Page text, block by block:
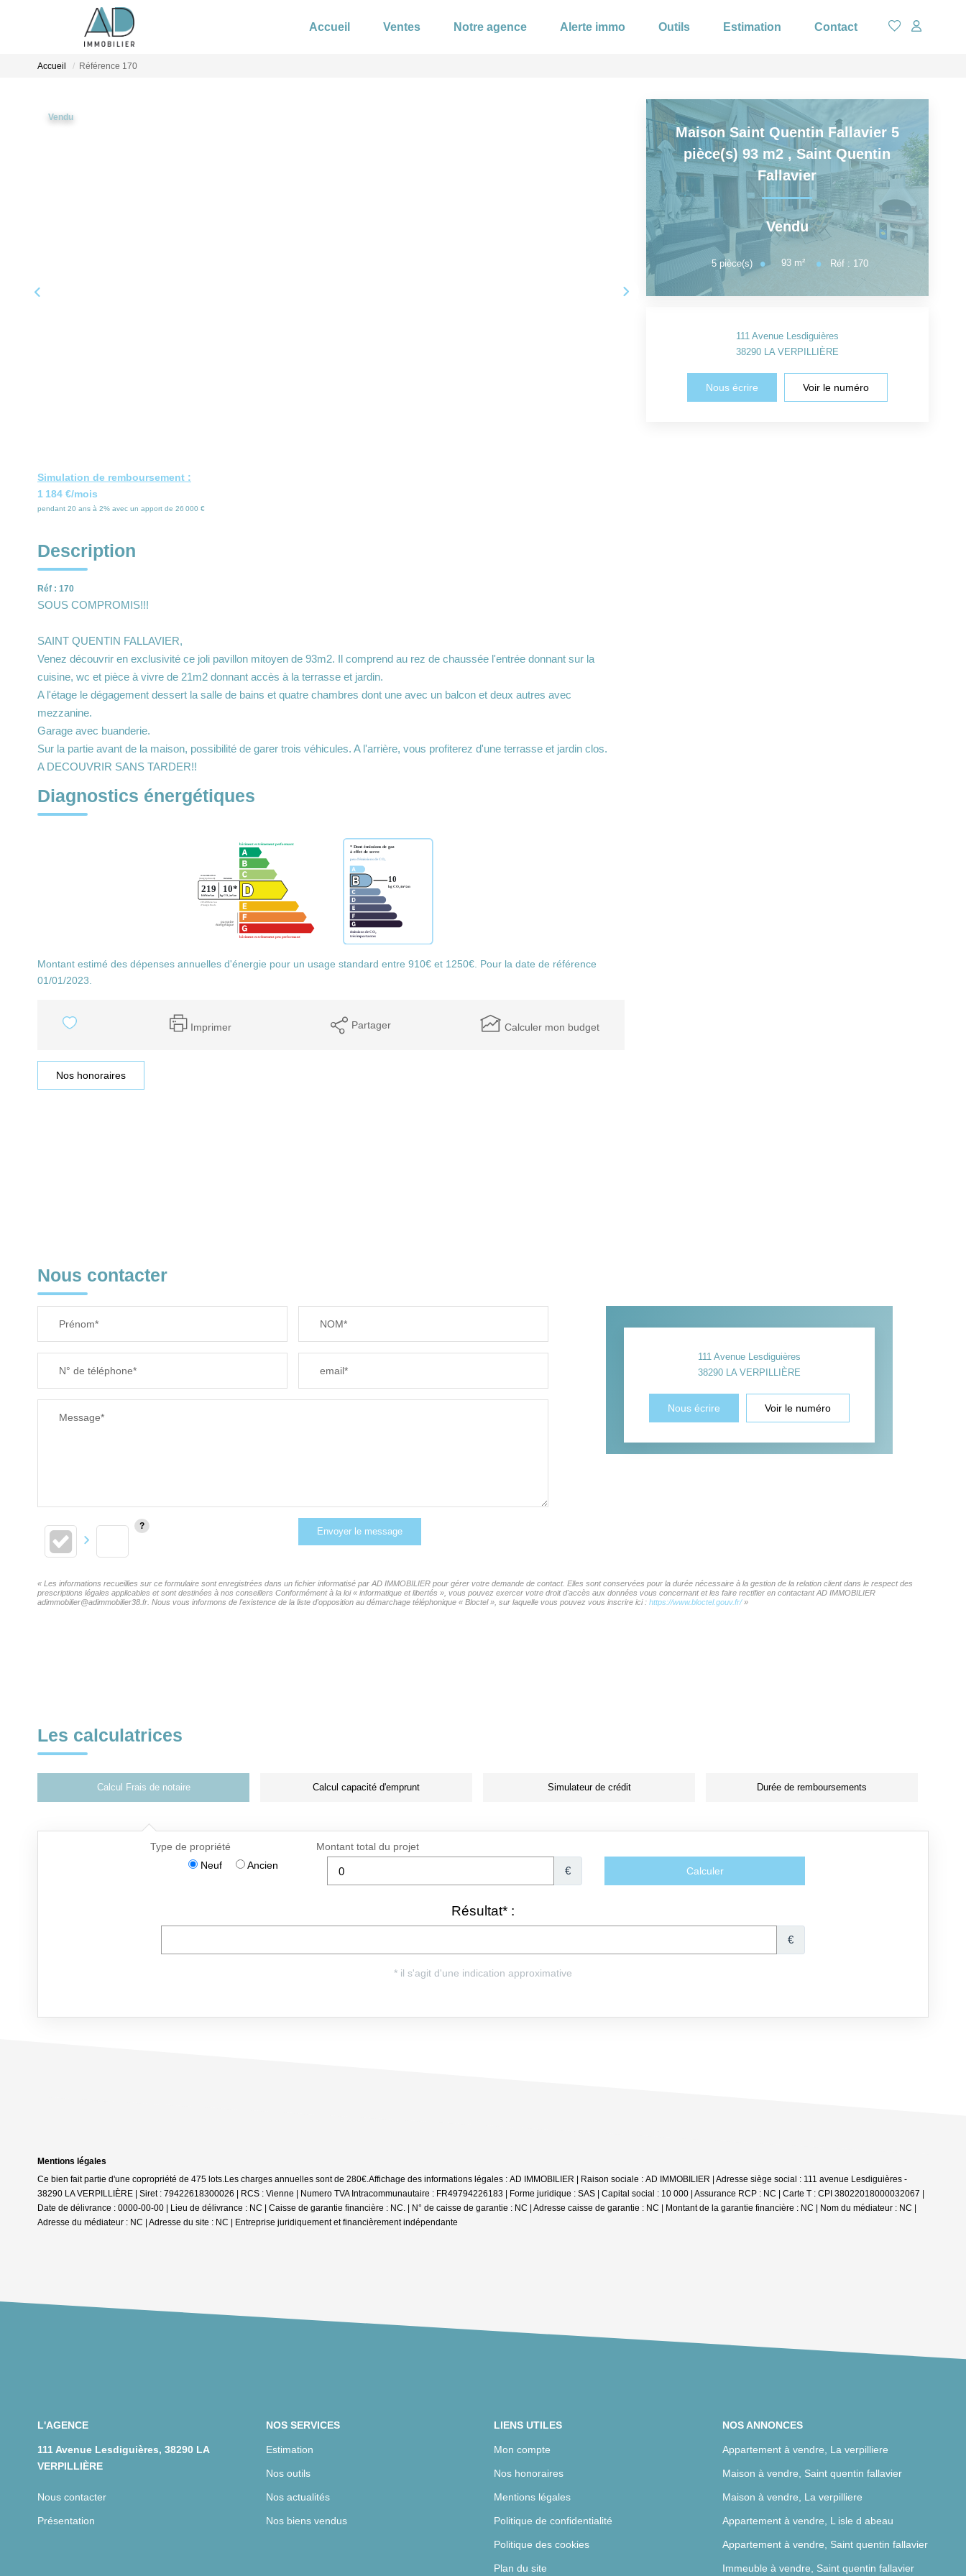
Accueil Ventes Notre agence Alerte immo Outils Estimation Contact
Accueil Référence 170
Vendu
Simulation de remboursement :
1 184 €/mois
pendant 20 ans à 2% avec un apport de 26 000 €
Description
Réf : 170
SOUS COMPROMIS!!!
SAINT QUENTIN FALLAVIER,
Venez découvrir en exclusivité ce joli pavillon mitoyen de 93m2. Il comprend au rez de chaussée l'entrée donnant sur la
cuisine, wc et pièce à vivre de 21m2 donnant accès à la terrasse et jardin.
A l'étage le dégagement dessert la salle de bains et quatre chambres dont une avec un balcon et deux autres avec
mezzanine.
Garage avec buanderie.
Sur la partie avant de la maison, possibilité de garer trois véhicules. A l'arrière, vous profiterez d'une terrasse et jardin clos.
A DECOUVRIR SANS TARDER!!
Diagnostics énergétiques
Montant estimé des dépenses annuelles d'énergie pour un usage standard entre 910€ et 1250€. Pour la date de référence
01/01/2023.
Imprimer Partager Calculer mon budget
Nos honoraires
Maison Saint Quentin Fallavier 5
pièce(s) 93 m2,Saint Quentin
Fallavier
Vendu
5 pièce(s) 93 m² Réf : 170
111 Avenue Lesdiguières
38290 LA VERPILLIÈRE
Nous écrire Voir le numéro
Nous contacter
Prénom* NOM*
N° de téléphone* email*
Message*
Envoyer le message
111 Avenue Lesdiguières
38290 LA VERPILLIÈRE
Nous écrire Voir le numéro
« Les informations recueillies sur ce formulaire sont enregistrées dans un fichier informatisé par AD IMMOBILIER pour gérer votre demande de contact. Elles sont conservées pour la durée nécessaire à la gestion de la relation client dans le respect des
prescriptions légales applicables et sont destinées à nos conseillers Conformément à la loi « informatique et libertés », vous pouvez exercer votre droit d'accès aux données vous concernant et les faire rectifier en contactant AD IMMOBILIER
adimmobilier@adimmobilier38.fr. Nous vous informons de l'existence de la liste d'opposition au démarchage téléphonique « Bloctel », sur laquelle vous pouvez vous inscrire ici : https://www.bloctel.gouv.fr/»
Les calculatrices
Calcul Frais de notaire Calcul capacité d'emprunt Simulateur de crédit Durée de remboursements
Mentions légales
Ce bien fait partie d'une copropriété de 475 lots.Les charges annuelles sont de 280€.Affichage des informations légales : AD IMMOBILIER | Raison sociale : AD IMMOBILIER | Adresse siège social : 111 avenue Lesdiguières -
38290 LA VERPILLIÈRE | Siret : 79422618300026 | RCS : Vienne | Numero TVA Intracommunautaire : FR49794226183 | Forme juridique : SAS | Capital social : 10 000 | Assurance RCP : NC | Carte T : CPI 38022018000032067 |
Date de délivrance : 0000-00-00 | Lieu de délivrance : NC | Caisse de garantie financière : NC. | N° de caisse de garantie : NC | Adresse caisse de garantie : NC | Montant de la garantie financière : NC | Nom du médiateur : NC |
Adresse du médiateur : NC | Adresse du site : NC |
Entreprise juridiquement et financièrement indépendante
L'AGENCE
111 Avenue Lesdiguières, 38290 LA
VERPILLIÈRE
Nous contacter
Présentation
NOS SERVICES
Estimation
Nos outils
Nos actualités
Nos biens vendus
LIENS UTILES
Mon compte
Nos honoraires
Mentions légales
Politique de confidentialité
Politique des cookies
Plan du site
NOS ANNONCES
Appartement à vendre, La verpilliere
Maison à vendre, Saint quentin fallavier
Maison à vendre, La verpilliere
Appartement à vendre, L isle d abeau
Appartement à vendre, Saint quentin fallavier
Immeuble à vendre, Saint quentin fallavier